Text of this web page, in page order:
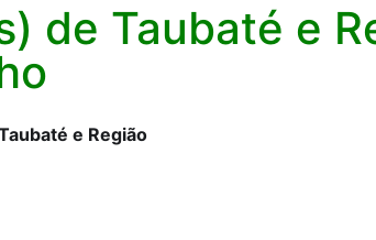
de Taubaté e
e Região